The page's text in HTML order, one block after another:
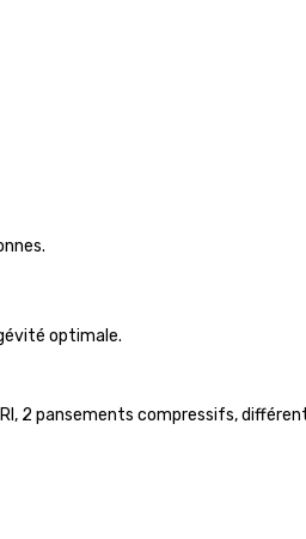
optimale.
2 pansements compressifs,